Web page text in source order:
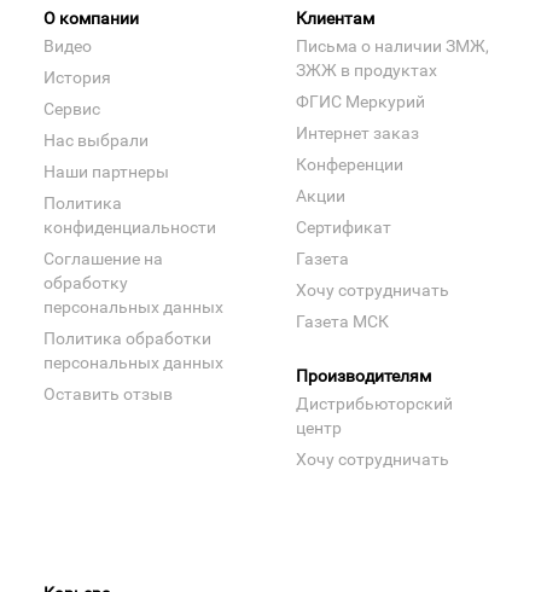
О компании
Видео
История
Сервис
Нас выбрали
Наши партнеры
Политика
конфиденциальности
Соглашение на
обработку
персональных данных
Политика обработки
персональных данных
Оставить отзыв
Клиентам
Письма о наличии ЗМЖ,
ЗЖЖ в продуктах
ФГИС Меркурий
Интернет заказ
Конференции
Акции
Сертификат
Газета
Хочу сотрудничать
Газета МСК
Производителям
Дистрибьюторский
центр
Хочу сотрудничать